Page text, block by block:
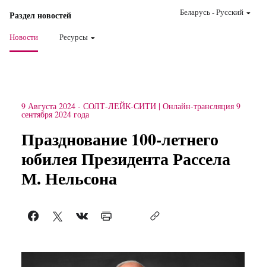
Раздел новостей
Новости Ресурсы
Беларусь-Pусский
9 Августа 2024 - СОЛТ-ЛЕЙК-СИТИ Онлайн-трансляция 9
сентября 2024 года
Празднование 100-летнего
юбилея Президента Рассела
М. Нельсона